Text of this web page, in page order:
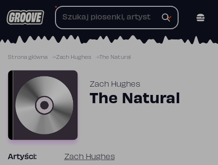
do
Strona główna Zach Hughes The Natural
Zach Hughes
The Natural
Artyści: Zach Hughes